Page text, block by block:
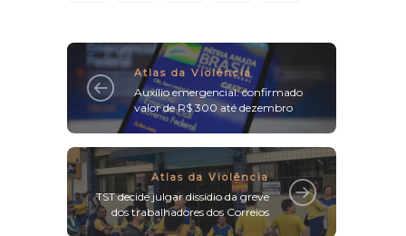
Atlas da Violência
Auxílio emergencial: confirmado
Atlas da Violência
TST decide julgar dissídio da greve